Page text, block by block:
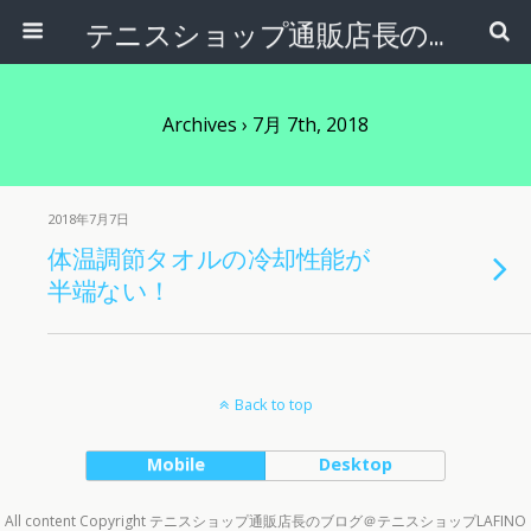
テニスショップ通販店長のブログ＠テニスショップLAFINO 西山克久
Archives › 7月 7th, 2018
2018年7月7日
体温調節タオルの冷却性能が
半端ない！
Back to top
Mobile Desktop
All content Copyright テニスショップ通販店長のブログ＠テニスショップLAFINO